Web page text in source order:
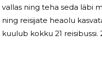
vallas ning teha seda läbi
ning reisijate heaolu
kuulub kokku 21 reisibussi. 2022. aasta lõpu seisuga on ettevõtte registris 21 reisibussi. Osa ettevõtte